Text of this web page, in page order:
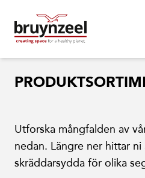
Utforska mångfalden av
nedan. Längre ner hittar
skräddarsydda för olika